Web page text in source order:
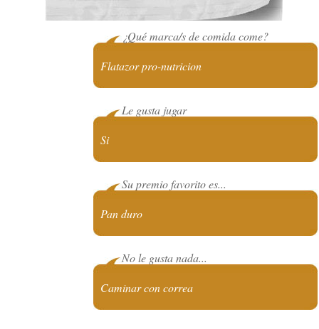
¿Qué marca/s de comida come?
Flatazor pro-nutricion
Le gusta jugar
Si
Su premio favorito es...
Pan duro
No le gusta nada...
Caminar con correa